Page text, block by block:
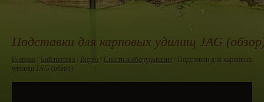
Подставки для карповых удилищ JAG
Главная / Библиотека / Видео / Снасти и оборудование / Подставки для карповых
удилищ JAG (обзор)